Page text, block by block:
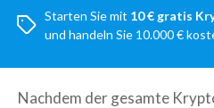
Starten Sie mit 10 € gratis
und handeln Sie 10.000 €
Nachdem der gesamte